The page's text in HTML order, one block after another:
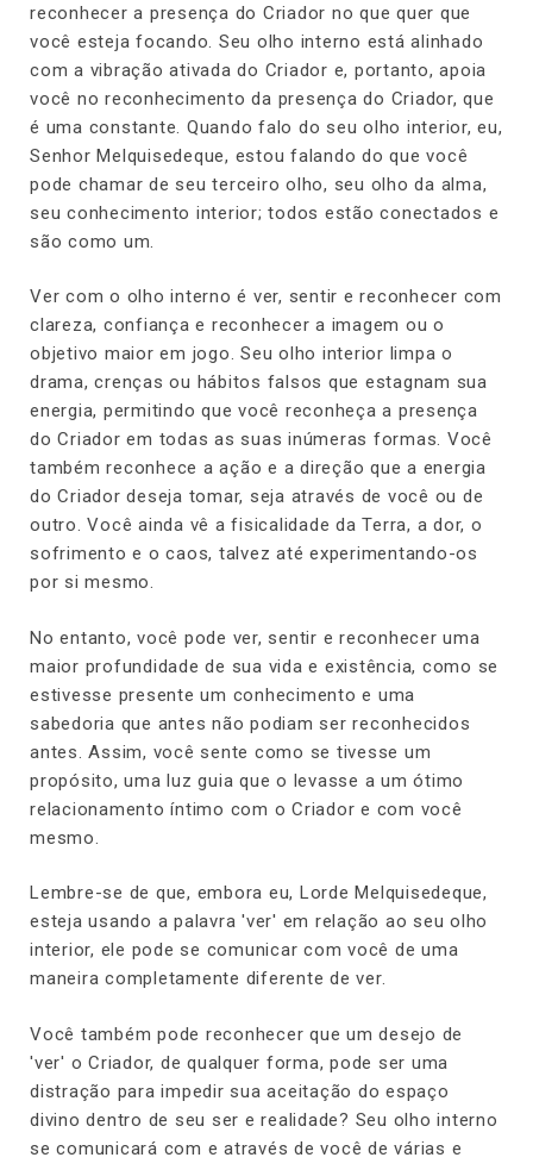
reconhecer a presença do Criador no que quer que
você esteja focando. Seu olho interno está alinhado
com a vibração ativada do Criador e, portanto, apoia
você no reconhecimento da presença do Criador, que
é uma constante. Quando falo do seu olho interior, eu,
Senhor Melquisedeque, estou falando do que você
pode chamar de seu terceiro olho, seu olho da alma,
seu conhecimento interior; todos estão conectados e
são como um.
Ver com o olho interno é ver, sentir e reconhecer com
clareza, confiança e reconhecer a imagem ou o
objetivo maior em jogo. Seu olho interior limpa o
drama, crenças ou hábitos falsos que estagnam sua
energia, permitindo que você reconheça a presença
do Criador em todas as suas inúmeras formas. Você
também reconhece a ação e a direção que a energia
do Criador deseja tomar, seja através de você ou de
outro. Você ainda vê a fisicalidade da Terra, a dor, o
sofrimento e o caos, talvez até experimentando-os
por si mesmo.
No entanto, você pode ver, sentir e reconhecer uma
maior profundidade de sua vida e existência, como se
estivesse presente um conhecimento e uma
sabedoria que antes não podiam ser reconhecidos
antes. Assim, você sente como se tivesse um
propósito, uma luz guia que o levasse a um ótimo
relacionamento íntimo com o Criador e com você
mesmo.
Lembre-se de que, embora eu, Lorde Melquisedeque,
esteja usando a palavra 'ver' em relação ao seu olho
interior, ele pode se comunicar com você de uma
maneira completamente diferente de ver.
Você também pode reconhecer que um desejo de
'ver' o Criador, de qualquer forma, pode ser uma
distração para impedir sua aceitação do espaço
divino dentro de seu ser e realidade? Seu olho interno
se comunicará com e através de você de várias e